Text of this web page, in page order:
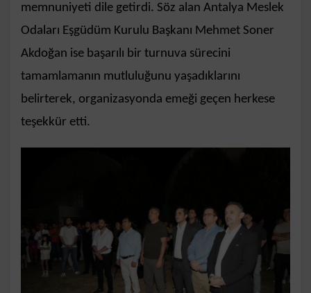
memnuniyeti dile getirdi. Söz alan Antalya Meslek
Odaları Eşgüdüm Kurulu Başkanı Mehmet Soner
Akdoğan ise başarılı bir turnuva sürecini
tamamlamanın mutluluğunu yaşadıklarını
belirterek, organizasyonda emeği geçen herkese
teşekkür etti.